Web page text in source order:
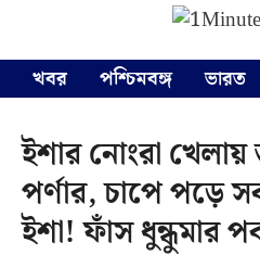
content
খবর
পশ্চিমবঙ্গ ভারত
ইশার নোংরা
পর্ণার, চাপে পড়ে
ইশা! ফাঁস ধুন্ধুমার